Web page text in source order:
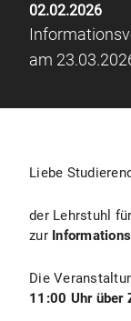
02.02.2026
am
Liebe
der Lehrstuhl
zur
Die
11:00 Uhr über